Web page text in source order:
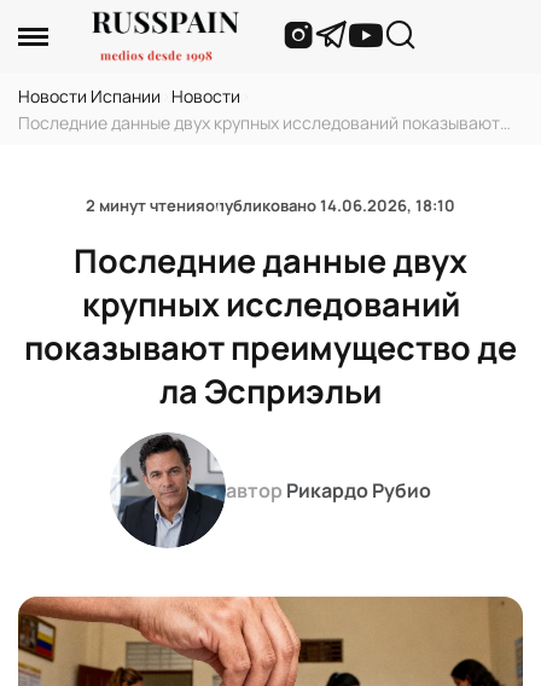
Новости Испании Новости
Последние данные двух крупных исследований показывают
2 минут чтенияопубликовано14.06.2026, 18:10
Последние данные двух
крупных исследований
показывают преимущество де
ла Эсприэльи
автор Рикардо Рубио